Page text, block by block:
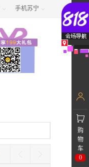
 手机苏宁 
购
物
车
0